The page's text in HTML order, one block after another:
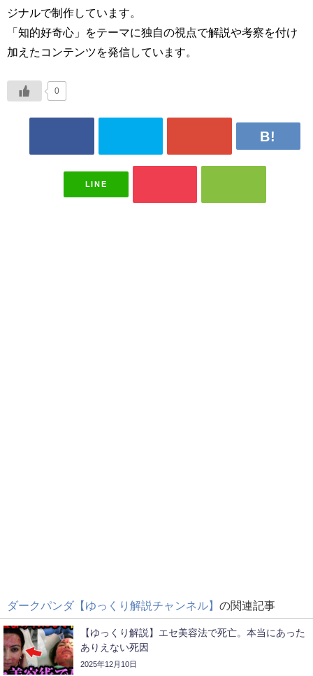
ジナルで制作しています。
「知的好奇心」をテーマに独自の視点で解説や考察を付け
加えたコンテンツを発信しています。
0
LINE
ダークパンダ【ゆっくり解説チャンネル】 の関連記事
【ゆっくり解説】エセ美容法で死亡。本当にあった
ありえない死因
2025年12月10日